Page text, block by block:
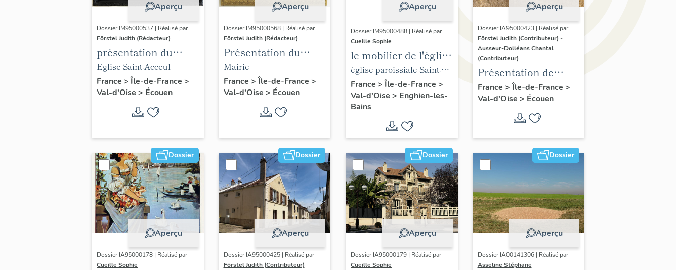
Aperçu
Dossier IM95000537 | Réalisé par
Förstel Judith (Rédacteur)
présentation du
mobilier de l'église
d'Ecouen
Eglise Saint-Acceul
France > Île-de-France >
Val-d'Oise > Écouen
Aperçu
Dossier IM95000568 | Réalisé par
Förstel Judith (Rédacteur)
Présentation du
mobilier de la mairie
d'Ecouen
Mairie
France > Île-de-France >
Val-d'Oise > Écouen
Aperçu
Dossier IM95000488 | Réalisé par
Cueille Sophie
le mobilier de l'église
paroissiale Saint-
Joseph
église paroissiale Saint-
Joseph
France > Île-de-France >
Val-d'Oise > Enghien-les-
Bains
Aperçu
Dossier IA95000423 | Réalisé par
Förstel Judith (Contributeur) -
Ausseur-Dolléans Chantal
(Contributeur)
Présentation de
l'étude d'Ecouen
France > Île-de-France >
Val-d'Oise > Écouen
Dossier
Aperçu
Dossier IA95000178 | Réalisé par
Cueille Sophie
Dossier
Aperçu
Dossier IA95000425 | Réalisé par
Förstel Judith (Contributeur) -
Dossier
Aperçu
Dossier IA95000179 | Réalisé par
Cueille Sophie
Dossier
Aperçu
Dossier IA00141306 | Réalisé par
Asseline Stéphane -